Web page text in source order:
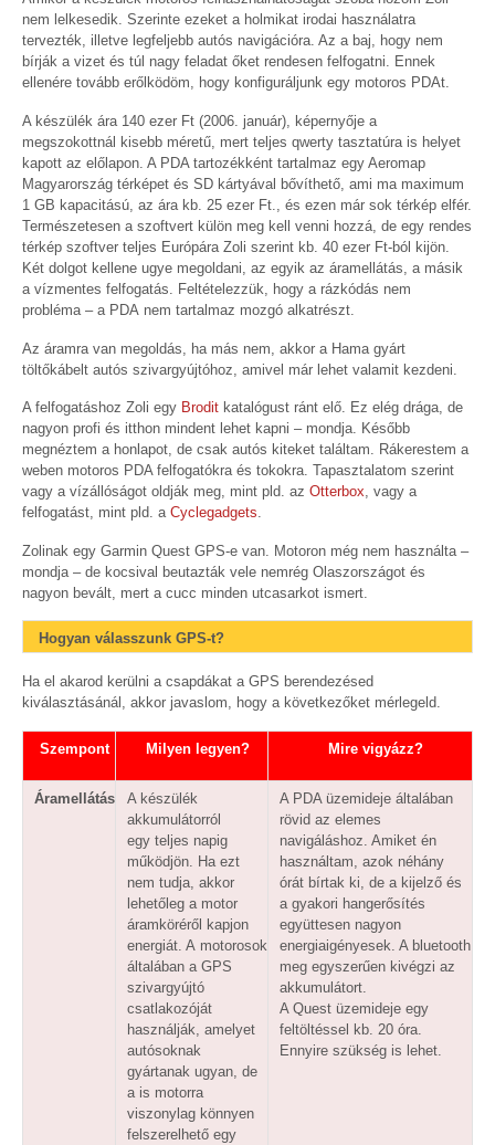
nem lelkesedik. Szerinte ezeket a holmikat irodai használatra
tervezték, illetve legfeljebb autós navigációra. Az a baj, hogy nem
bírják a vizet és túl nagy feladat őket rendesen felfogatni. Ennek
ellenére tovább erőlködöm, hogy konfiguráljunk egy motoros PDAt.
A készülék ára 140 ezer Ft (2006. január), képernyője a
megszokottnál kisebb méretű, mert teljes qwerty tasztatúra is helyet
kapott az előlapon. A PDA tartozékként tartalmaz egy Aeromap
Magyarország térképet és SD kártyával bővíthető, ami ma maximum
1 GB kapacitású, az ára kb. 25 ezer Ft., és ezen már sok térkép elfér.
Természetesen a szoftvert külön meg kell venni hozzá, de egy rendes
térkép szoftver teljes Európára Zoli szerint kb. 40 ezer Ft-ból kijön.
Két dolgot kellene ugye megoldani, az egyik az áramellátás, a másik
a vízmentes felfogatás. Feltételezzük, hogy a rázkódás nem
probléma – a PDA nem tartalmaz mozgó alkatrészt.
Az áramra van megoldás, ha más nem, akkor a Hama gyárt
töltőkábelt autós szivargyújtóhoz, amivel már lehet valamit kezdeni.
A felfogatáshoz Zoli egy Brodit katalógust ránt elő. Ez elég drága, de
nagyon profi és itthon mindent lehet kapni – mondja. Később
megnéztem a honlapot, de csak autós kiteket találtam. Rákerestem a
weben motoros PDA felfogatókra és tokokra. Tapasztalatom szerint
vagy a vízállóságot oldják meg, mint pld. az Otterbox, vagy a
felfogatást, mint pld. a Cyclegadgets.
Zolinak egy Garmin Quest GPS-e van. Motoron még nem használta –
mondja – de kocsival beutazták vele nemrég Olaszországot és
nagyon bevált, mert a cucc minden utcasarkot ismert.
Hogyan válasszunk GPS-t?
Ha el akarod kerülni a csapdákat a GPS berendezésed
kiválasztásánál, akkor javaslom, hogy a következőket mérlegeld.
Szempont Milyen legyen? Mire vigyázz?
Áramellátás
A készülék
akkumulátorról
egy teljes napig
működjön. Ha ezt
nem tudja, akkor
lehetőleg a motor
áramköréről kapjon
energiát. A motorosok
általában a GPS
szivargyújtó
csatlakozóját
használják, amelyet
autósoknak
gyártanak ugyan, de
a is motorra
viszonylag könnyen
felszerelhető egy
A PDA üzemideje általában
rövid az elemes
navigáláshoz. Amiket én
használtam, azok néhány
órát bírtak ki, de a kijelző és
a gyakori hangerősítés
együttesen nagyon
energiaigényesek. A bluetooth
meg egyszerűen kivégzi az
akkumulátort.
A Quest üzemideje egy
feltöltéssel kb. 20 óra.
Ennyire szükség is lehet.